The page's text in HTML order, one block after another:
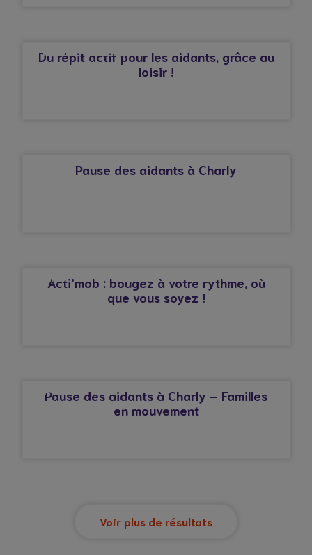
AFFECTION CARDIAQUE
Du répit actif pour les aidants, grâce au
loisir !
Pause des aidants à Charly
ACTIMOB
Acti’mob : bougez à votre rythme, où
que vous soyez !
CHARLY
Pause des aidants à Charly – Familles
en mouvement
Voir plus de résultats